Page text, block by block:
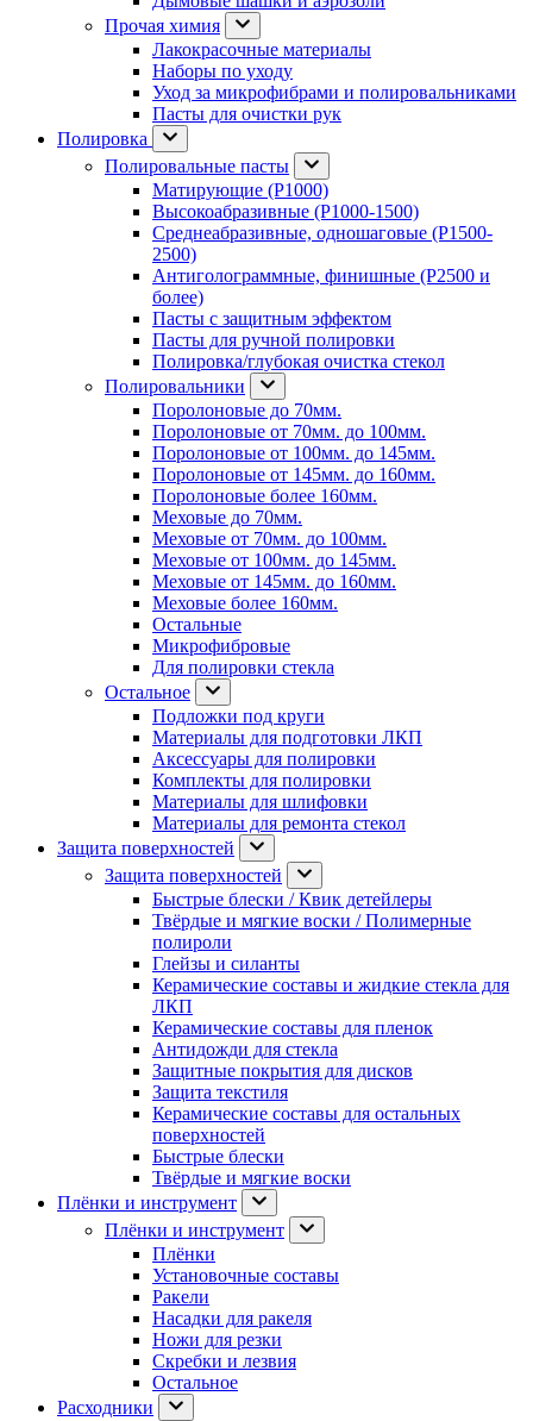
Прочая химия
Лакокрасочные материалы
Наборы по уходу
Уход за микрофибрами и полировальниками
Пасты для очистки рук
Полировка
Полировальные пасты
Матирующие (P1000)
Высокоабразивные (P1000-1500)
Среднеабразивные, одношаговые (P1500-
2500)
Антиголограммные, финишные (P2500 и
более)
Пасты с защитным эффектом
Пасты для ручной полировки
Полировка/глубокая очистка стекол
Полировальники
Поролоновые до 70мм.
Поролоновые от 70мм. до 100мм.
Поролоновые от 100мм. до 145мм.
Поролоновые от 145мм. до 160мм.
Поролоновые более 160мм.
Меховые до 70мм.
Меховые от 70мм. до 100мм.
Меховые от 100мм. до 145мм.
Меховые от 145мм. до 160мм.
Меховые более 160мм.
Остальные
Микрофибровые
Для полировки стекла
Остальное
Подложки под круги
Материалы для подготовки ЛКП
Аксессуары для полировки
Комплекты для полировки
Материалы для шлифовки
Материалы для ремонта стекол
Защита поверхностей
Защита поверхностей
Быстрые блески / Квик детейлеры
Твёрдые и мягкие воски / Полимерные
полироли
Глейзы и силанты
Керамические составы и жидкие стекла для
ЛКП
Керамические составы для пленок
Антидожди для стекла
Защитные покрытия для дисков
Защита текстиля
Керамические составы для остальных
поверхностей
Быстрые блески
Твёрдые и мягкие воски
Плёнки и инструмент
Плёнки и инструмент
Плёнки
Установочные составы
Ракели
Насадки для ракеля
Ножи для резки
Скребки и лезвия
Остальное
Расходники